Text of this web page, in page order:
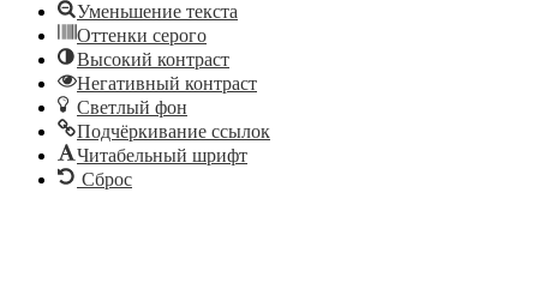
Уменьшение текста
Оттенки серого
Высокий контраст
Негативный контраст
Светлый фон
Подчёркивание ссылок
Читабельный шрифт
Сброс